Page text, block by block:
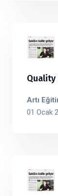
Quality
Artı
01 Ocak